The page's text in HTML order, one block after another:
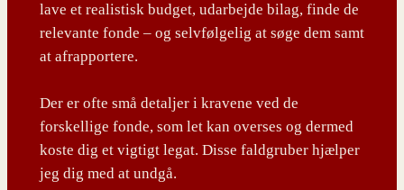
lave et realistisk budget, udarbejde bilag, finde de
relevante fonde – og selvfølgelig at søge dem samt
at afrapportere.
Der er ofte små detaljer i kravene ved de
forskellige fonde, som let kan overses og dermed
koste dig et vigtigt legat. Disse faldgruber hjælper
jeg dig med at undgå.